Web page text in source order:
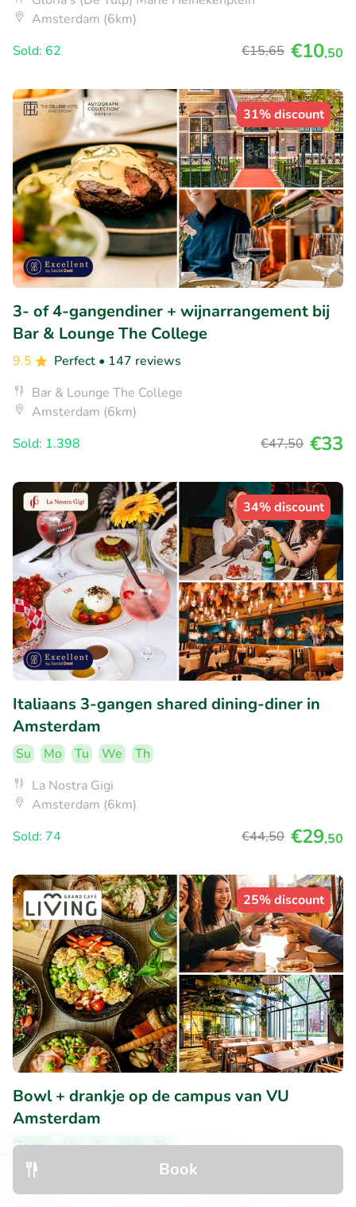
Book
Amsterdam (6km)
Sold: 62
€15,65 €10,50
31% discount
3- of 4-gangendiner + wijnarrangement bij
Bar & Lounge The College
9.5 Perfect • 147 reviews
Bar & Lounge The College
Amsterdam (6km)
Sold: 1.398
€47,50 €33
34% discount
Italiaans 3-gangen shared dining-diner in
Amsterdam
Su Mo Tu We
Th
La Nostra Gigi
Amsterdam (6km)
Sold: 74
€44,50 €29,50
25% discount
Bowl + drankje op de campus van VU
Amsterdam
Today Mo Tu We
Th
9.3
• 6 reviews